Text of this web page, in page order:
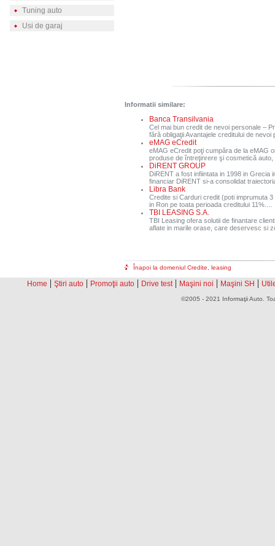
Tuning auto
Usi de garaj
Informatii similare:
Banca Transilvania
Cel mai bun credit de nevoi personale –
fără obligaţii Avantajele creditului de nevoi
eMAG eCredit
eMAG eCredit poţi cumpăra de la eMAG
produse de întreţinrere şi cosmetică
DiRENT GROUP
DiRENT a fost infiintata in 1998 in Grecia
financiar DiRENT si-a consolidat
Libra Bank
Credite si Carduri credit (poti imprumuta
in Ron pe toata perioada creditului 11%....
TBI LEASING S.A.
TBI Leasing ofera solutii de finantare
aflate in marile orase, care deservesc si
Înapoi la domeniul Credite, leasing
Home | Ştiri auto | Promoţii auto | Drive test | Maşini noi | Maşini SH |
©2005 - 2021 Informaţii Auto.